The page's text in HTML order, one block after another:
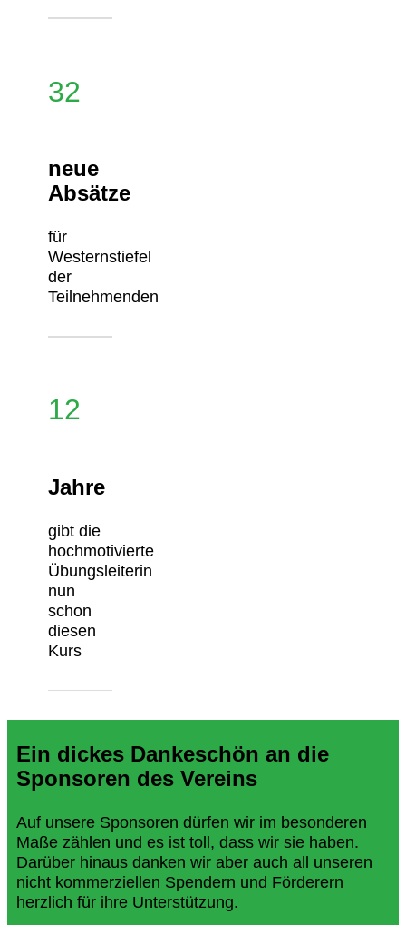
32
neue
Absätze
für
Westernstiefel
der
Teilnehmenden
12
Jahre
gibt die
hochmotivierte
Übungsleiterin
nun
schon
diesen
Kurs
Ein dickes Dankeschön an die
Sponsoren des Vereins
Auf unsere Sponsoren dürfen wir im besonderen
Maße zählen und es ist toll, dass wir sie haben.
Darüber hinaus danken wir aber auch all unseren
nicht kommerziellen Spendern und Förderern
herzlich für ihre Unterstützung.